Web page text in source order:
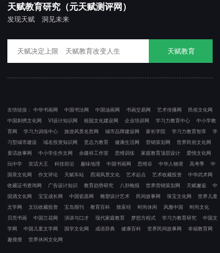
天赋教育研究（元天赋测评网）
发现天赋 洞见未来
天赋教育
友情链接： 中华书画网 中国书法网 中国油画网 书画交易网 艺术传播网
民俗文化网
中国刺绣文化网
VI设计知识网 校园文化建设网 企业培训网 学习力教育中心
中小学教
育网
学习力训练中心 旅游风景名胜网 城市品牌建设网 家长学院 学习力教育智库
学
习型城市建设
域名投资知识网 意志力教育 健康生活网 营销策划网
世界民俗文化网
童话故事网
中小学生作文网 余建祥工作室 思维训练 家庭教育顶层设计
爱情文化网
玩中学
笑话大王 科技前沿 趣味地理 中国书画网 思维谷 中华人物谱 高考季
中
国茶文化网
作文评论 天赋车站 西湖风景文化 艺术起点 艺术收藏投资
中华武术网
收藏证书查询网
广告设计知识 教育趋势研究 八卦晚报 世界营销策划网 天赋邂逅
中
国酒文化网
宝宝成长网 中国瓷器网 雕塑设计艺术 民间故事网 珠宝文化网
世界儿童
文学网
文玩收藏投资 宝岛期刊 教育百科 致富经 时尚休闲 风雅中国
时尚文化
贝壳书画
中国兰花网 演讲与口才 现代家庭教育 梦想方程式 学习力教育研究
中国文
学网
中国儿童文学网 国学文化网 成语辞典 健康百科 世界民间故事网
幸福教育网
趣搜搜
世界休闲文化网